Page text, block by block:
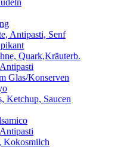
Antipasti, Senf
Quark,Kräuterb.
Glas/Konserven
Ketchup, Saucen
Kokosmilch